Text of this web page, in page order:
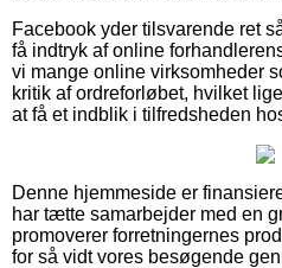
Facebook yder tilsvarende ret
få indtryk af online
vi mange online virksomheder
kritik af ordreforløbet, hvilket
at få et indblik i tilfredsheden
Denne hjemmeside er
har tætte samarbejder med en
promoverer forretningernes
for så vidt vores besøgende